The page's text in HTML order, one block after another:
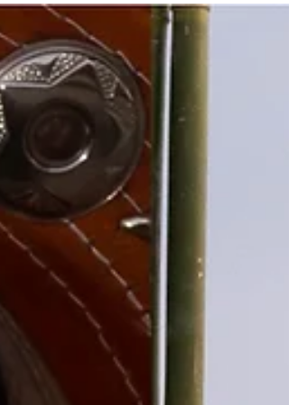
Cheerleader e Cabaré. O Halloween 2025 está
chegando e, para quem ama se vestir com
e exclusividade, nada melhor do que escolher
uma fantasia de luxo, feita sob medida e com
acabamento impecável. Separamos as opções
mais incríveis do nosso ateliê para você brilhar
nas festas temáticas, bailes e eventos deste
ano. 1. Fantasia It – A Cois